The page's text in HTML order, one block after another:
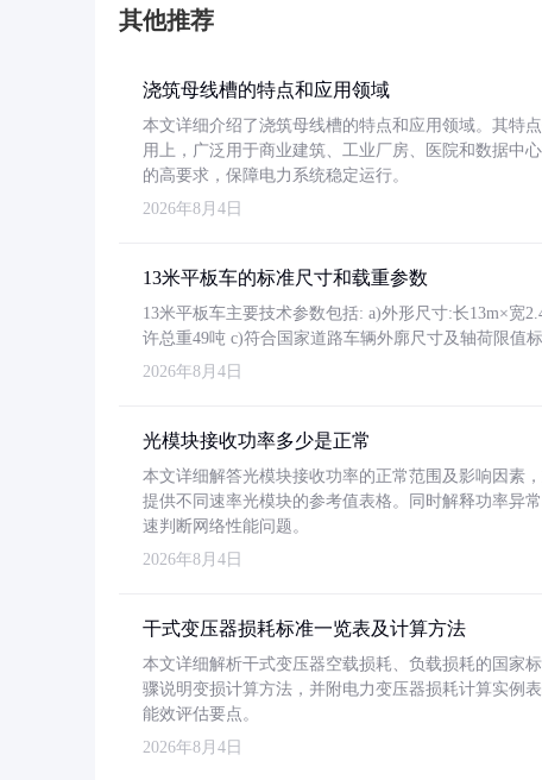
其他推荐
浇筑母线槽的特点和应用领域
本文详细介绍了浇筑母线槽的特点和应用领域。其特
用上，广泛用于商业建筑、工业厂房、医院和数据中
的高要求，保障电力系统稳定运行。
2026年8月4日
13米平板车的标准尺寸和载重参数
13米平板车主要技术参数包括: a)外形尺寸:长13m×宽
许总重49吨 c)符合国家道路车辆外廓尺寸及轴荷限值
2026年8月4日
光模块接收功率多少是正常
本文详细解答光模块接收功率的正常范围及影响因素
提供不同速率光模块的参考值表格。同时解释功率异
速判断网络性能问题。
2026年8月4日
干式变压器损耗标准一览表及计算方法
本文详细解析干式变压器空载损耗、负载损耗的国家
骤说明变损计算方法，并附电力变压器损耗计算实例
能效评估要点。
2026年8月4日